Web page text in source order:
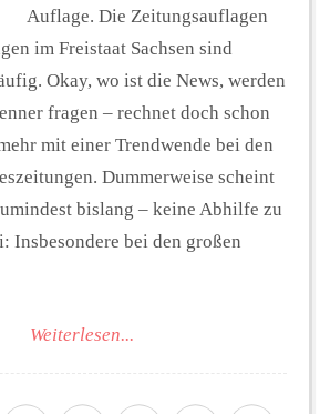
Auflage. Die Zeitungsauflagen
im Freistaat Sachsen sind
Okay, wo ist die News, werden
fragen – rechnet doch schon
mit einer Trendwende bei den
Dummerweise scheint
bislang – keine Abhilfe zu
Insbesondere bei den großen
Weiterlesen...